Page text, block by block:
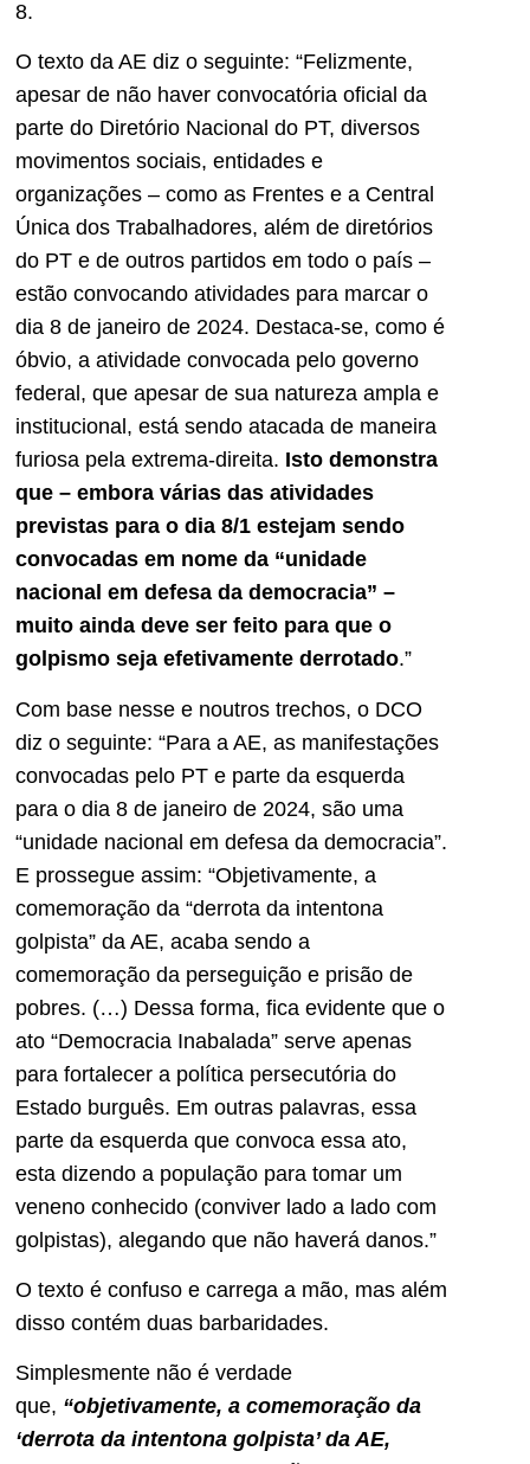
8.
O texto da AE diz o seguinte: “Felizmente,
apesar de não haver convocatória oficial da
parte do Diretório Nacional do PT, diversos
movimentos sociais, entidades e
organizações – como as Frentes e a Central
Única dos Trabalhadores, além de diretórios
do PT e de outros partidos em todo o país –
estão convocando atividades para marcar o
dia 8 de janeiro de 2024. Destaca-se, como é
óbvio, a atividade convocada pelo governo
federal, que apesar de sua natureza ampla e
institucional, está sendo atacada de maneira
furiosa pela extrema-direita. Isto demonstra
que – embora várias das atividades
previstas para o dia 8/1 estejam sendo
convocadas em nome da “unidade
nacional em defesa da democracia” –
muito ainda deve ser feito para que o
golpismo seja efetivamente derrotado.”
Com base nesse e noutros trechos, o DCO
diz o seguinte: “Para a AE, as manifestações
convocadas pelo PT e parte da esquerda
para o dia 8 de janeiro de 2024, são uma
“unidade nacional em defesa da democracia”.
E prossegue assim: “Objetivamente, a
comemoração da “derrota da intentona
golpista” da AE, acaba sendo a
comemoração da perseguição e prisão de
pobres. (…) Dessa forma, fica evidente que o
ato “Democracia Inabalada” serve apenas
para fortalecer a política persecutória do
Estado burguês. Em outras palavras, essa
parte da esquerda que convoca essa ato,
esta dizendo a população para tomar um
veneno conhecido (conviver lado a lado com
golpistas), alegando que não haverá danos.”
O texto é confuso e carrega a mão, mas além
disso contém duas barbaridades.
Simplesmente não é verdade
que, “objetivamente, a comemoração da
‘derrota da intentona golpista’ da AE,